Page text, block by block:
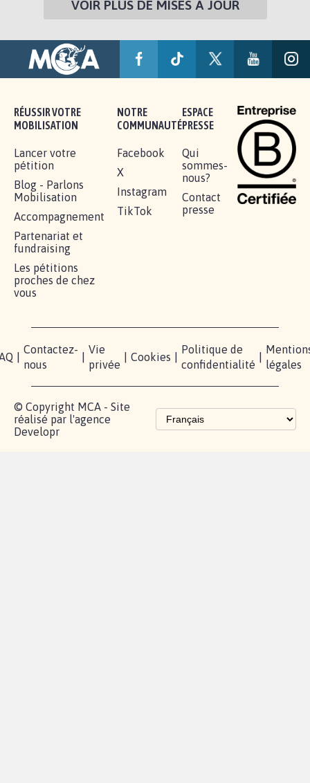
VOIR PLUS DE MISES À JOUR
RÉUSSIR VOTRE
MOBILISATION
Lancer votre
pétition
Blog - Parlons
Mobilisation
Accompagnement
Partenariat et
fundraising
Les pétitions
proches de chez
vous
NOTRE
COMMUNAUTÉ
Facebook
X
Instagram
TikTok
ESPACE
PRESSE
Qui
sommes-
nous?
Contact
presse
Contactez-
nous
Vie
privée
Cookies
Politique de
confidentialité
légales
© Copyright MCA - Site
réalisé par l'agence
Developr